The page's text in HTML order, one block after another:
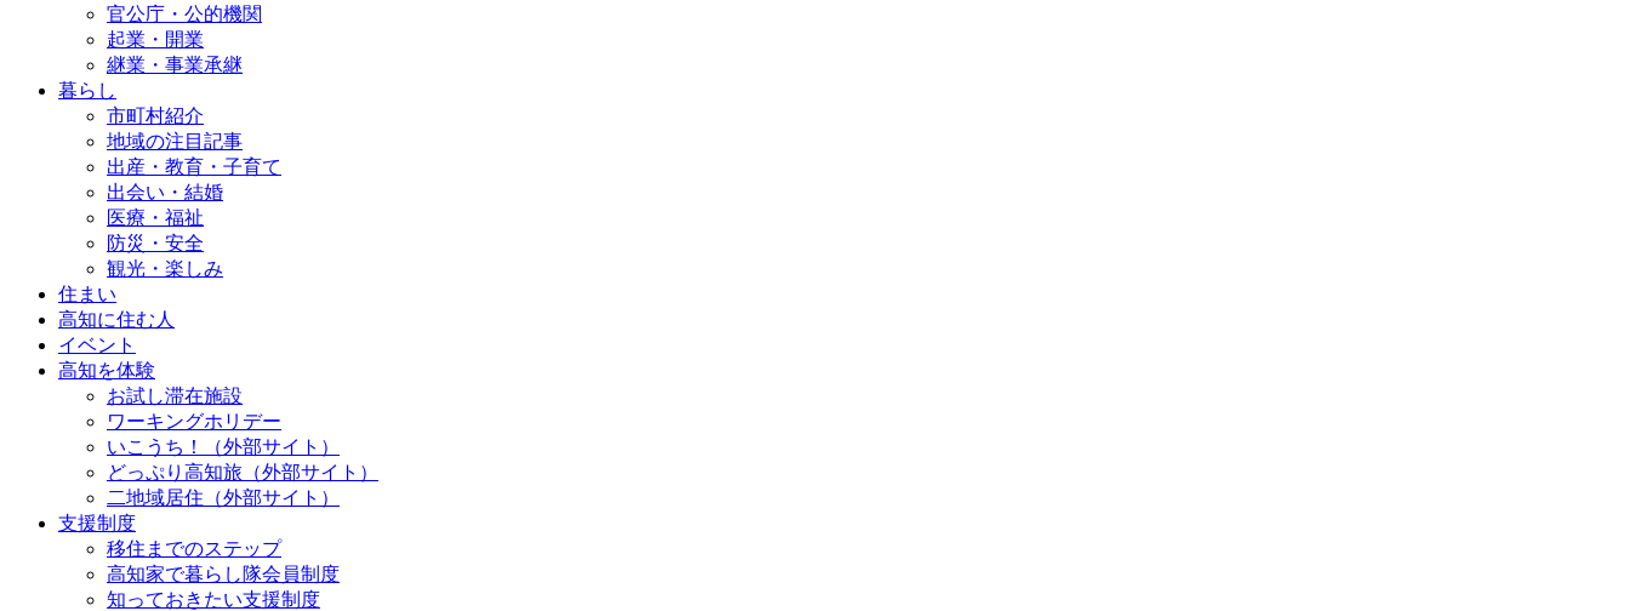
官公庁・公的機関
起業・開業
継業・事業承継
暮らし
市町村紹介
地域の注目記事
出産・教育・子育て
出会い・結婚
医療・福祉
防災・安全
観光・楽しみ
住まい
高知に住む人
イベント
高知を体験
お試し滞在施設
ワーキングホリデー
いこうち！（外部サイト）
どっぷり高知旅（外部サイト）
二地域居住（外部サイト）
支援制度
移住までのステップ
高知家で暮らし隊会員制度
知っておきたい支援制度